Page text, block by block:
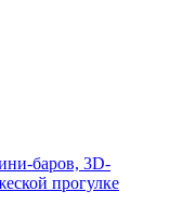
баров, 3D-
прогулке